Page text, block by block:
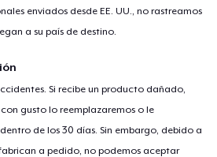
enviados desde EE. UU., no rastreamos
a su país de destino.
Si recibe un producto dañado,
gusto lo reemplazaremos o le
de los 30 días. Sin embargo, debido a
a pedido, no podemos aceptar